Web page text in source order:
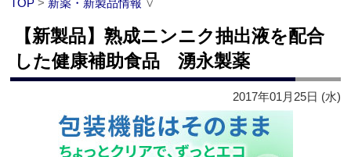
TOP > 新薬・新製品情報 ∨
【新製品】熟成ニンニク抽出液を配合
した健康補助食品 湧永製薬
2017年01月25日 (水)